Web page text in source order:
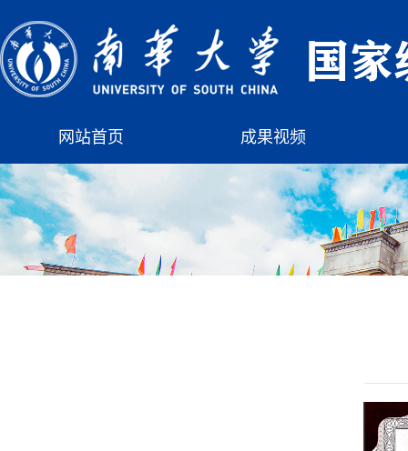
网站首页 成果视频